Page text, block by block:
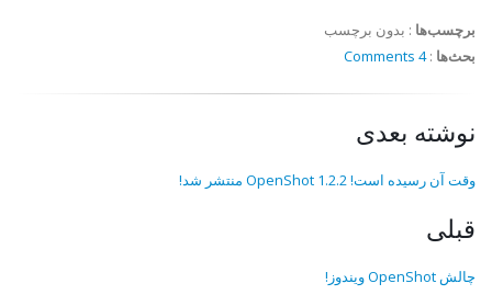
برچسب‌ها : بدون برچسب
بحث‌ها :
4 Comments
نوشته بعدی
وقت آن رسیده است! OpenShot 1.2.2 منتشر شد!
قبلی
چالش OpenShot ویندوز!